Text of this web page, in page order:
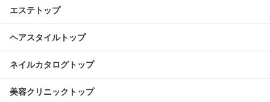
エステトップ
ヘアスタイルトップ
ネイルカタログトップ
美容クリニックトップ